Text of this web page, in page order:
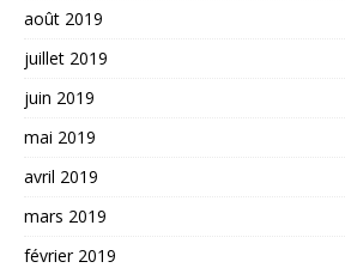
août 2019
juillet 2019
juin 2019
mai 2019
avril 2019
mars 2019
février 2019